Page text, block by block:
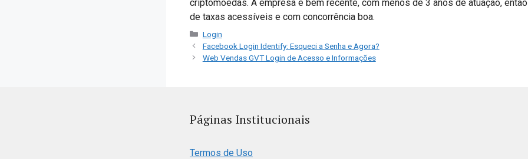
criptomoedas. A empresa é bem recente, com menos de 3 anos de atuação,
de taxas acessíveis e com concorrência boa.
Categorias
Login
Facebook Login Identify: Esqueci a Senha e Agora?
Web Vendas GVT Login de Acesso e Informações
Páginas Institucionais
Termos de Uso